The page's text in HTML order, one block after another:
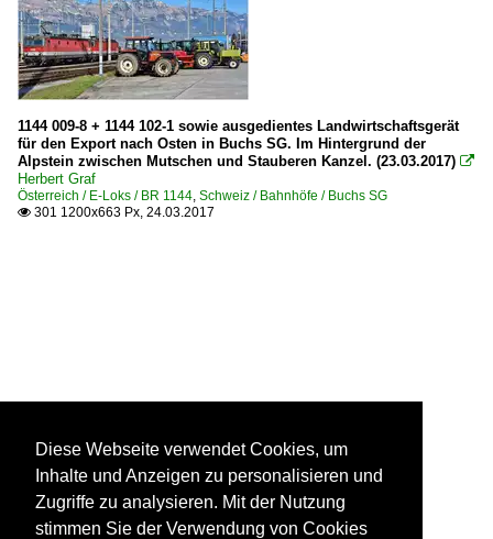
1144 009-8 + 1144 102-1 sowie ausgedientes Landwirtschaftsgerät
für den Export nach Osten in Buchs SG. Im Hintergrund der
Alpstein zwischen Mutschen und Stauberen Kanzel. (23.03.2017) 
Herbert Graf
Österreich / E-Loks / BR 1144, Schweiz / Bahnhöfe / Buchs SG
 301 1200x663 Px, 24.03.2017
Diese Webseite verwendet Cookies, um
Inhalte und Anzeigen zu personalisieren und
Zugriffe zu analysieren. Mit der Nutzung
stimmen Sie der Verwendung von Cookies